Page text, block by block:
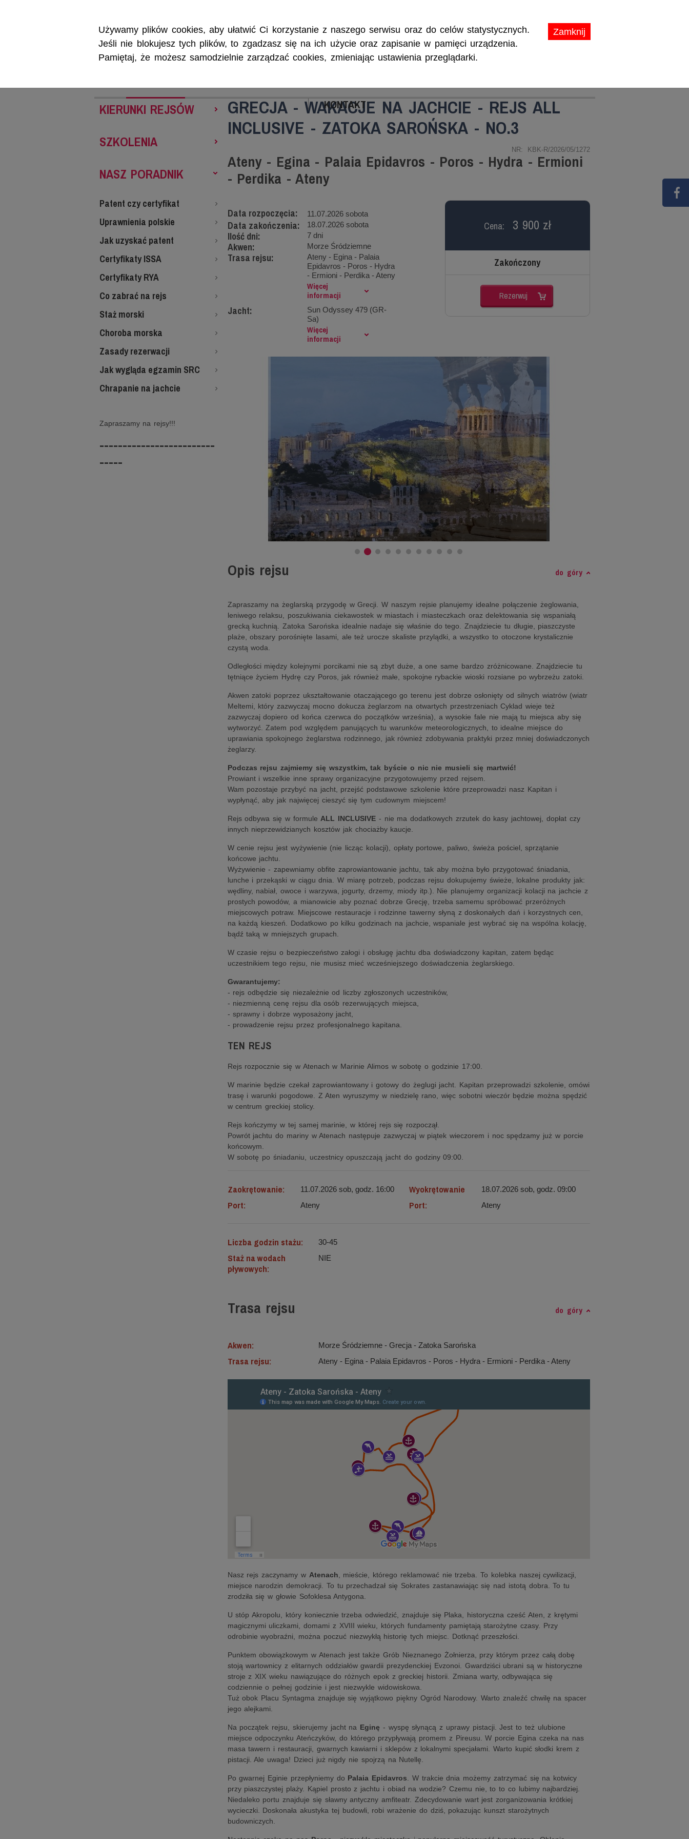
Zamknij
Używamy plików cookies, aby ułatwić Ci korzystanie z naszego serwisu oraz do celów statystycznych.
Jeśli nie blokujesz tych plików, to zgadzasz się na ich użycie oraz zapisanie w pamięci urządzenia.
Pamiętaj, że możesz samodzielnie zarządzać cookies, zmieniając ustawienia przeglądarki.
KONTAKT
Rejsy morskie i śródlądowe, szkolenia żeglarskie, patenty i certyfikaty.
GRECJA - WAKACJE NA JACHCIE - REJS ALL
INCLUSIVE - ZATOKA SAROŃSKA - NO.3
NR: KBK-R/2026/05/1272
Ateny - Egina - Palaia Epidavros - Poros - Hydra - Ermioni
- Perdika - Ateny
Data rozpoczęcia: 11.07.2026 sobota
Data zakończenia: 18.07.2026 sobota
Ilość dni: 7 dni
Akwen: Morze Śródziemne
Trasa rejsu:
Ateny - Egina - Palaia
Epidavros - Poros - Hydra
- Ermioni - Perdika - Ateny
Więcej
informacji
Jacht:
Sun Odyssey 479 (GR-
Sa)
Więcej
informacji
Cena: 3 900 zł
Zakończony
Rezerwuj
Opis rejsu do góry
Zapraszamy na żeglarską przygodę w Grecji. W naszym rejsie planujemy idealne połączenie żeglowania,
leniwego relaksu, poszukiwania ciekawostek w miastach i miasteczkach oraz delektowania się wspaniałą
grecką kuchnią. Zatoka Sarońska idealnie nadaje się właśnie do tego. Znajdziecie tu długie, piaszczyste
plaże, obszary porośnięte lasami, ale też urocze skaliste przylądki, a wszystko to otoczone krystalicznie
czystą woda.
Odległości między kolejnymi porcikami nie są zbyt duże, a one same bardzo zróżnicowane. Znajdziecie tu
tętniące życiem Hydrę czy Poros, jak również małe, spokojne rybackie wioski rozsiane po wybrzeżu zatoki.
Akwen zatoki poprzez ukształtowanie otaczającego go terenu jest dobrze osłonięty od silnych wiatrów (wiatr
Meltemi, który zazwyczaj mocno dokucza żeglarzom na otwartych przestrzeniach Cyklad wieje też
zazwyczaj dopiero od końca czerwca do początków września), a wysokie fale nie mają tu miejsca aby się
wytworzyć. Zatem pod względem panujących tu warunków meteorologicznych, to idealne miejsce do
uprawiania spokojnego żeglarstwa rodzinnego, jak również zdobywania praktyki przez mniej doświadczonych
żeglarzy.
Podczas rejsu zajmiemy się wszystkim, tak byście o nic nie musieli się martwić!
Prowiant i wszelkie inne sprawy organizacyjne przygotowujemy przed rejsem.
Wam pozostaje przybyć na jacht, przejść podstawowe szkolenie które przeprowadzi nasz Kapitan i
wypłynąć, aby jak najwięcej cieszyć się tym cudownym miejscem!
Rejs odbywa się w formule ALL INCLUSIVE - nie ma dodatkowych zrzutek do kasy jachtowej, dopłat czy
innych nieprzewidzianych kosztów jak chociażby kaucje.
W cenie rejsu jest wyżywienie (nie licząc kolacji), opłaty portowe, paliwo, świeża pościel, sprzątanie
końcowe jachtu.
Wyżywienie - zapewniamy obfite zaprowiantowanie jachtu, tak aby można było przygotować śniadania,
lunche i przekąski w ciągu dnia. W miarę potrzeb, podczas rejsu dokupujemy świeże, lokalne produkty jak:
wędliny, nabiał, owoce i warzywa, jogurty, drzemy, miody itp.). Nie planujemy organizacji kolacji na jachcie z
prostych powodów, a mianowicie aby poznać dobrze Grecję, trzeba samemu spróbować przeróżnych
miejscowych potraw. Miejscowe restauracje i rodzinne tawerny słyną z doskonałych dań i korzystnych cen,
na każdą kieszeń. Dodatkowo po kilku godzinach na jachcie, wspaniale jest wybrać się na wspólna kolację,
bądź taką w mniejszych grupach.
W czasie rejsu o bezpieczeństwo załogi i obsługę jachtu dba doświadczony kapitan, zatem będąc
uczestnikiem tego rejsu, nie musisz mieć wcześniejszego doświadczenia żeglarskiego.
Gwarantujemy:
- rejs odbędzie się niezależnie od liczby zgłoszonych uczestników,
- niezmienną cenę rejsu dla osób rezerwujących miejsca,
- sprawny i dobrze wyposażony jacht,
- prowadzenie rejsu przez profesjonalnego kapitana.
TEN REJS
Rejs rozpocznie się w Atenach w Marinie Alimos w sobotę o godzinie 17:00.
W marinie będzie czekał zaprowiantowany i gotowy do żeglugi jacht. Kapitan przeprowadzi szkolenie, omówi
trasę i warunki pogodowe. Z Aten wyruszymy w niedzielę rano, więc sobotni wieczór będzie można spędzić
w centrum greckiej stolicy.
Rejs kończymy w tej samej marinie, w której rejs się rozpoczął.
Powrót jachtu do mariny w Atenach następuje zazwyczaj w piątek wieczorem i noc spędzamy już w porcie
końcowym.
W sobotę po śniadaniu, uczestnicy opuszczają jacht do godziny 09:00.
Zaokrętowanie: 11.07.2026 sob, godz. 16:00 Wyokrętowanie 18.07.2026 sob, godz. 09:00
Port: Ateny Port: Ateny
Liczba godzin stażu: 30-45
Staż na wodach
pływowych:
NIE
Trasa rejsu do góry
Akwen: Morze Śródziemne ‐ Grecja - Zatoka Sarońska
Trasa rejsu: Ateny - Egina - Palaia Epidavros - Poros - Hydra - Ermioni - Perdika - Ateny
Nasz rejs zaczynamy w Atenach , mieście, którego reklamować nie trzeba. To kolebka naszej cywilizacji,
miejsce narodzin demokracji. To tu przechadzał się Sokrates zastanawiając się nad istotą dobra. To tu
zrodziła się w głowie Sofoklesa Antygona.
U stóp Akropolu, który koniecznie trzeba odwiedzić, znajduje się Plaka, historyczna cześć Aten, z krętymi
magicznymi uliczkami, domami z XVIII wieku, których fundamenty pamiętają starożytne czasy. Przy
odrobinie wyobraźni, można poczuć niezwykłą historię tych miejsc. Dotknąć przeszłości.
Punktem obowiązkowym w Atenach jest także Grób Nieznanego Żołnierza, przy którym przez całą dobę
stoją wartownicy z elitarnych oddziałów gwardii prezydenckiej Evzonoi. Gwardziści ubrani są w historyczne
stroje z XIX wieku nawiązujące do różnych epok z greckiej historii. Zmiana warty, odbywająca się
codziennie o pełnej godzinie i jest niezwykle widowiskowa.
Tuż obok Placu Syntagma znajduje się wyjątkowo piękny Ogród Narodowy. Warto znaleźć chwilę na spacer
jego alejkami.
Na początek rejsu, skierujemy jacht na Eginę - wyspę słynącą z uprawy pistacji. Jest to też ulubione
miejsce odpoczynku Ateńczyków, do którego przypływają promem z Pireusu. W porcie Egina czeka na nas
masa tawern i restauracji, gwarnych kawiarni i sklepów z lokalnymi specjałami. Warto kupić słodki krem z
pistacji. Ale uwaga! Dzieci już nigdy nie spojrzą na Nutellę.
Po gwarnej Eginie przepłyniemy do Palaia Epidavros . W trakcie dnia możemy zatrzymać się na kotwicy
przy piaszczystej plaży. Kąpiel prosto z jachtu i obiad na wodzie? Czemu nie, to to co lubimy najbardziej.
Niedaleko portu znajduje się sławny antyczny amfiteatr. Zdecydowanie wart jest zorganizowania krótkiej
wycieczki. Doskonała akustyka tej budowli, robi wrażenie do dziś, pokazując kunszt starożytnych
budowniczych.
KIERUNKI REJSÓW
SZKOLENIA
NASZ PORADNIK
Patent czy certyfikat
Uprawnienia polskie
Jak uzyskać patent
Certyfikaty ISSA
Certyfikaty RYA
Co zabrać na rejs
Staż morski
Choroba morska
Zasady rezerwacji
Jak wygląda egzamin SRC
Chrapanie na jachcie
Zapraszamy na rejsy!!!
-------------------------
-----